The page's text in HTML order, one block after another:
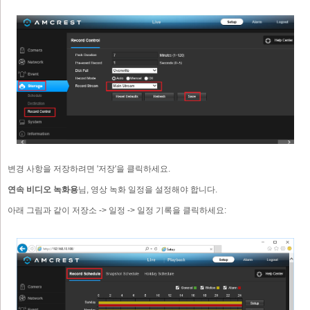
변경 사항을 저장하려면 '저장'을 클릭하세요.
연속 비디오 녹화용님, 영상 녹화 일정을 설정해야 합니다.
아래 그림과 같이 저장소 -> 일정 -> 일정 기록을 클릭하세요: